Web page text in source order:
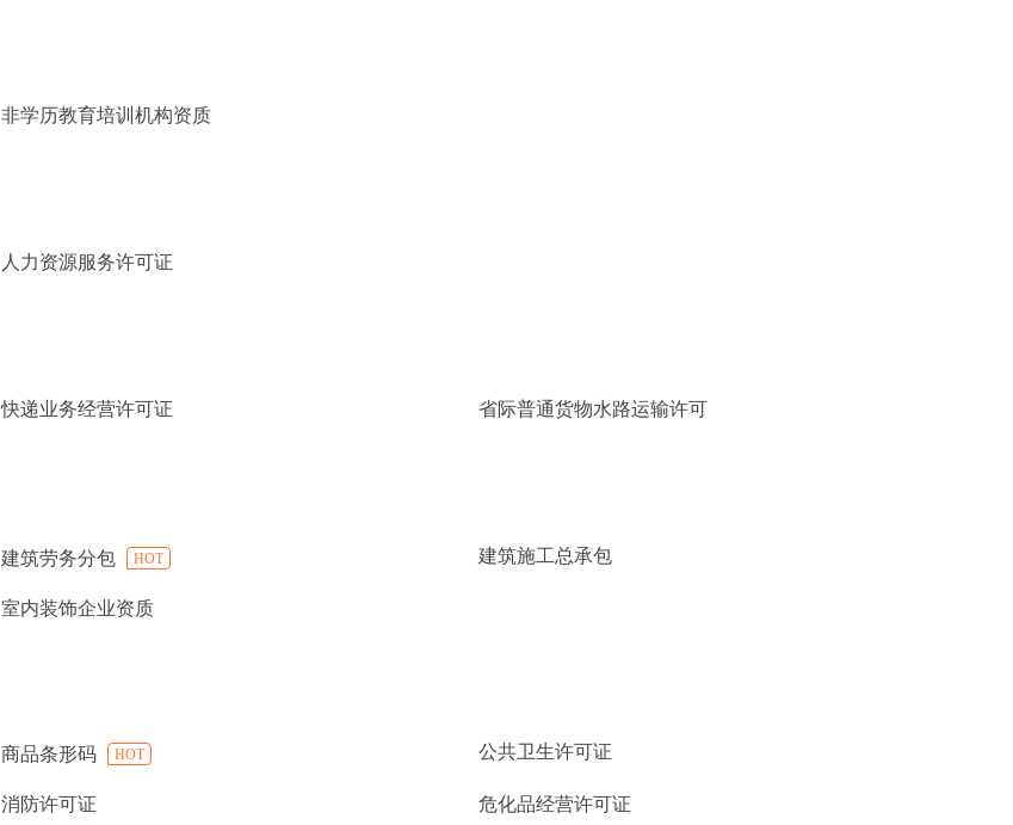
非学历教育培训机构资质
人力资源服务许可证
快递业务经营许可证 省际普通货物水路运输许可
建筑劳务分包 HOT 建筑施工总承包
室内装饰企业资质
商品条形码 HOT 公共卫生许可证
消防许可证 危化品经营许可证